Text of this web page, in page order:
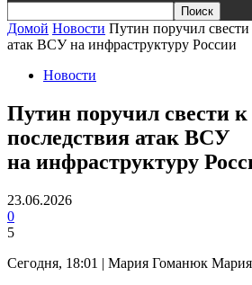
Домой Новости Путин поручил
атак ВСУ на инфраструктуру России
Новости
Путин поручил свести
последствия атак ВСУ
на инфраструктуру
23.06.2026
0
5
Сегодня, 18:01 | Мария Гоманюк